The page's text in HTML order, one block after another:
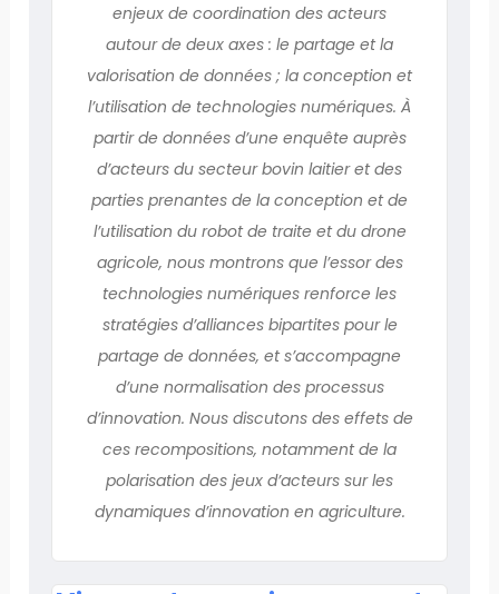
enjeux de coordination des acteurs
autour de deux axes : le partage et la
valorisation de données ; la conception et
l’utilisation de technologies numériques. À
partir de données d’une enquête auprès
d’acteurs du secteur bovin laitier et des
parties prenantes de la conception et de
l’utilisation du robot de traite et du drone
agricole, nous montrons que l’essor des
technologies numériques renforce les
stratégies d’alliances bipartites pour le
partage de données, et s’accompagne
d’une normalisation des processus
d’innovation. Nous discutons des effets de
ces recompositions, notamment de la
polarisation des jeux d’acteurs sur les
dynamiques d’innovation en agriculture.